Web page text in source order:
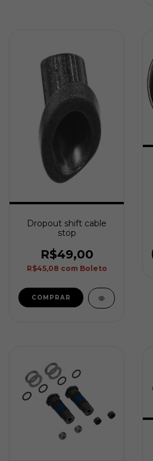
Dropout shift cable
stop
R$49,00
R$45,08 com Boleto